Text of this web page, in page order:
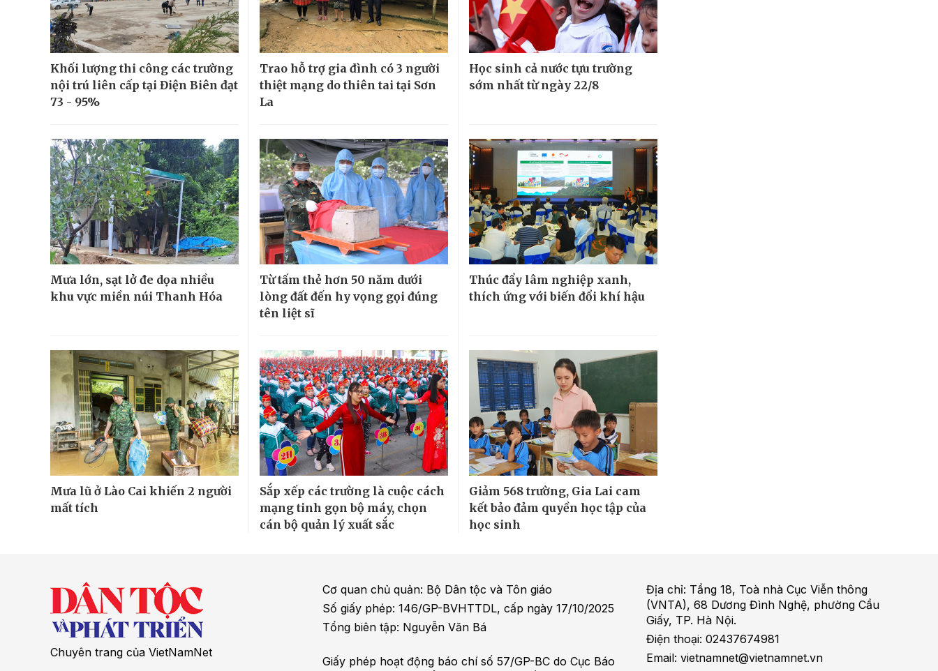
Khối lượng thi công các trường
nội trú liên cấp tại Điện Biên đạt
73 - 95%
Trao hỗ trợ gia đình có 3 người
thiệt mạng do thiên tai tại Sơn
La
Học sinh cả nước tựu trường
sớm nhất từ ngày 22/8
Mưa lớn, sạt lở đe dọa nhiều
khu vực miền núi Thanh Hóa
Từ tấm thẻ hơn 50 năm dưới
lòng đất đến hy vọng gọi đúng
tên liệt sĩ
Thúc đẩy lâm nghiệp xanh,
thích ứng với biến đổi khí hậu
Mưa lũ ở Lào Cai khiến 2 người
mất tích
Sắp xếp các trường là cuộc cách
mạng tinh gọn bộ máy, chọn
cán bộ quản lý xuất sắc
Giảm 568 trường, Gia Lai cam
kết bảo đảm quyền học tập của
học sinh
Chuyên trang của VietNamNet
Cơ quan chủ quản: Bộ Dân tộc và Tôn giáo
Số giấy phép: 146/GP-BVHTTDL, cấp ngày 17/10/2025
Tổng biên tập: Nguyễn Văn Bá
Giấy phép hoạt động báo chí số 57/GP-BC do Cục Báo
Địa chỉ: Tầng 18, Toà nhà Cục Viễn thông
(VNTA), 68 Dương Đình Nghệ, phường Cầu
Giấy, TP. Hà Nội.
Điện thoại: 02437674981
Email: vietnamnet@vietnamnet.vn